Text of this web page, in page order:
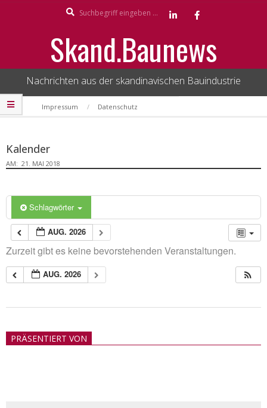
Skand.Baunews
Nachrichten aus der skandinavischen Bauindustrie
Secondary
Navigation
Impressum Datenschutz
Kalender
AM: 21. MAI 2018
Schlagwörter
AUG. 2026
Zurzeit gibt es keine bevorstehenden Veranstaltungen.
AUG. 2026
21PRÄSENTIERT VON